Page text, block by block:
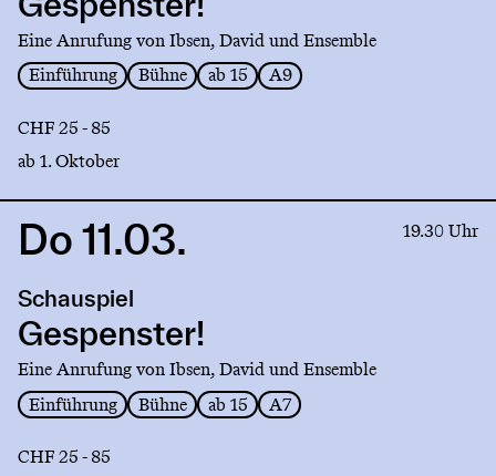
Eine Anrufung von Ibsen, David und Ensemble
Einführung
Bühne ab 15 A9
CHF 25 - 85
ab 1. Oktober
Link
Gespenster!
Do 11.03. 19.30 Uhr
Schauspiel
Gespenster!
Eine Anrufung von Ibsen, David und Ensemble
Einführung
Bühne ab 15 A7
CHF 25 - 85